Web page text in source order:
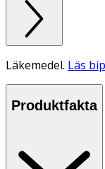
Läkemedel. Läs
Produktfakta